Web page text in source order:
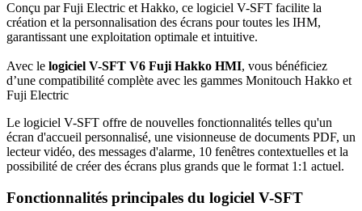
Conçu par Fuji Electric et Hakko, ce logiciel V-SFT facilite la
création et la personnalisation des écrans pour toutes les IHM,
garantissant une exploitation optimale et intuitive.
Avec le logiciel V-SFT V6 Fuji Hakko HMI, vous bénéficiez
d’une compatibilité complète avec les gammes Monitouch Hakko et
Fuji Electric
Le logiciel V-SFT offre de nouvelles fonctionnalités telles qu'un
écran d'accueil personnalisé, une visionneuse de documents PDF, un
lecteur vidéo, des messages d'alarme, 10 fenêtres contextuelles et la
possibilité de créer des écrans plus grands que le format 1:1 actuel.
Fonctionnalités principales du logiciel V-SFT